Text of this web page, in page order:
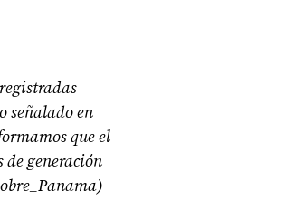
señalado en
que el
generación